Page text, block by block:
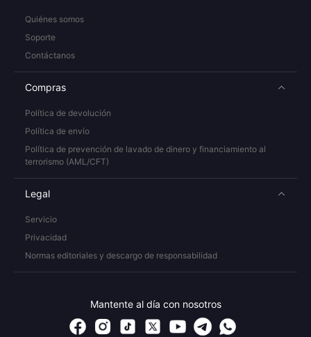
Quiénes somos
Soporte
Contáctanos
Compras
Política de devolución
Política de envío
Política de prevención de lavado de dinero y financiamiento al
terrorismo (AML/CFT)
Legal
Servicio
Privacidad
Normas editoriales y descargo de responsabilidad
Mantente al día con nosotros